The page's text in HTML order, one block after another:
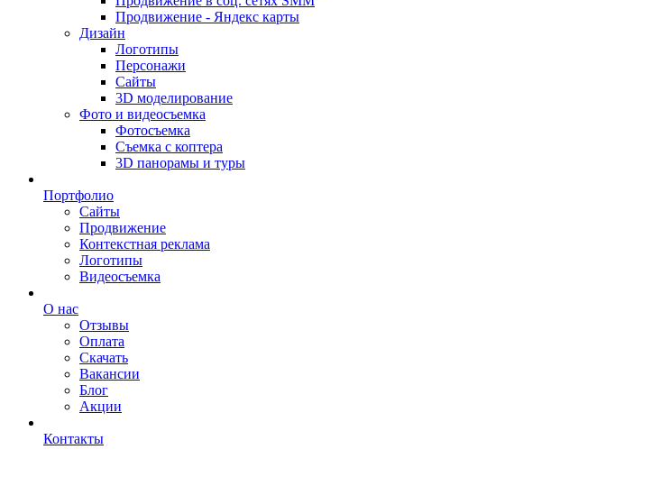
Продвижение - Яндекс карты
Дизайн
Логотипы
Персонажи
Сайты
3D моделирование
Фото и видеосъемка
Фотосъемка
Съемка с коптера
3D панорамы и туры
Портфолио
Сайты
Продвижение
Контекстная реклама
Логотипы
Видеосъемка
О нас
Отзывы
Оплата
Скачать
Вакансии
Блог
Акции
Контакты